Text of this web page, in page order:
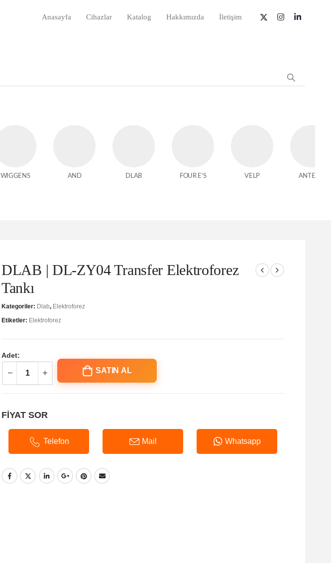
Anasayfa Cihazlar Katalog Hakkımızda İletişim
WIGGENS AND DLAB FOUR E'S VELP ANTECH
DLAB | DL-ZY04 Transfer Elektroforez
Tankı
Kategoriler: Dlab, Elektroforez
Etiketler: Elektroforez
Adet:
SATIN AL
FİYAT SOR
Telefon Mail Whatsapp